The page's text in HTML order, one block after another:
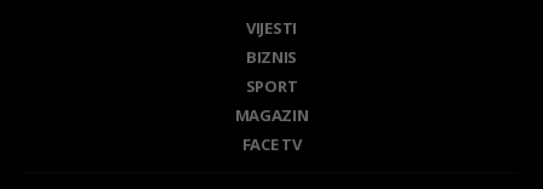
VIJESTI
BIZNIS
SPORT
MAGAZIN
FACE TV